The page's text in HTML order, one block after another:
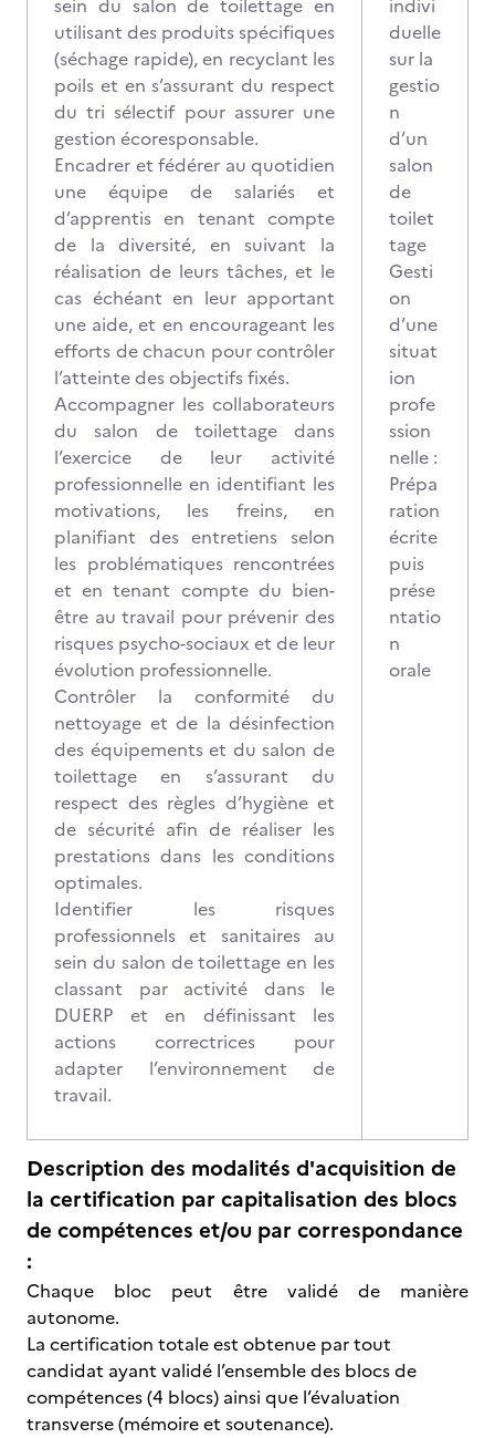
sein du salon de toilettage en
utilisant des produits spécifiques
(séchage rapide), en recyclant les
poils et en s’assurant du respect
du tri sélectif pour assurer une
gestion écoresponsable.
Encadrer et fédérer au quotidien
une équipe de salariés et
d’apprentis en tenant compte
de la diversité, en suivant la
réalisation de leurs tâches, et le
cas échéant en leur apportant
une aide, et en encourageant les
efforts de chacun pour contrôler
l’atteinte des objectifs fixés.
Accompagner les collaborateurs
du salon de toilettage dans
l’exercice de leur activité
professionnelle en identifiant les
motivations, les freins, en
planifiant des entretiens selon
les problématiques rencontrées
et en tenant compte du bien-
être au travail pour prévenir des
risques psycho-sociaux et de leur
évolution professionnelle.
Contrôler la conformité du
nettoyage et de la désinfection
des équipements et du salon de
toilettage en s’assurant du
respect des règles d’hygiène et
de sécurité afin de réaliser les
prestations dans les conditions
optimales.
Identifier les risques
professionnels et sanitaires au
sein du salon de toilettage en les
classant par activité dans le
DUERP et en définissant les
actions correctrices pour
adapter l’environnement de
travail.
indivi
duelle
sur la
gestio
n
d’un
salon
de
toilet
tage
Gesti
on
d’une
situat
ion
profe
ssion
nelle :
Prépa
ration
écrite
puis
prése
ntatio
n
orale
Description des modalités d'acquisition de
la certification par capitalisation des blocs
de compétences et/ou par correspondance
:
Chaque bloc peut être validé de manière
autonome.
La certification totale est obtenue par tout
candidat ayant validé l’ensemble des blocs de
compétences (4 blocs) ainsi que l’évaluation
transverse (mémoire et soutenance).